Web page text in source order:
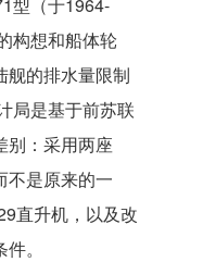
构想和船体轮
舰的排水量限制
局是基于前苏联
别：采用两座
不是原来的一
直升机，以及改
。